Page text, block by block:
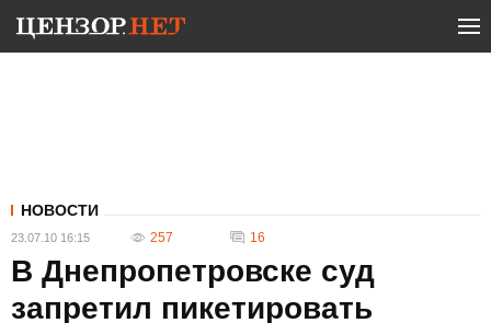
НОВОСТИ
23.07.10 16:15 257 16
В Днепропетровске суд
запретил пикетировать